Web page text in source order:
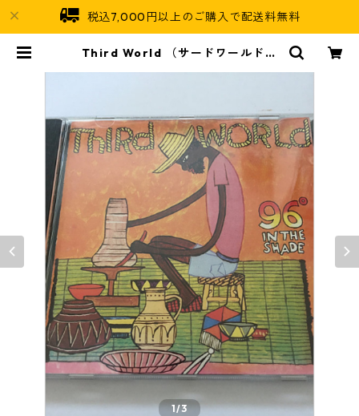
税込7,000円以上のご購入で配送料無料
Third World （サードワールド）
1/3